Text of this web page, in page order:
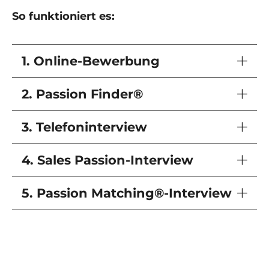
So funktioniert es:
1. Online-Bewerbung
2. Passion Finder®
3. Telefoninterview
4. Sales Passion-Interview
5. Passion Matching®-Interview